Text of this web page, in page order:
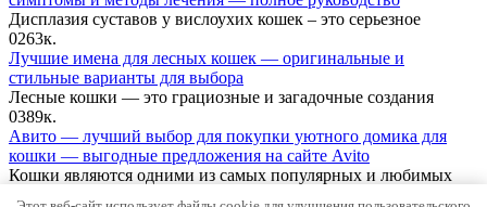
Дисплазия суставов у вислоухих кошек – это серьезное
0263к.
Лучшие имена для лесных кошек — оригинальные и
стильные варианты для выбора
Лесные кошки — это грациозные и загадочные создания
0389к.
Авито — лучший выбор для покупки уютного домика для
кошки — выгодные предложения на сайте Avito
Кошки являются одними из самых популярных и любимых